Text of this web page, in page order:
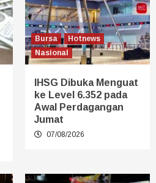
Bursa
Hotnews
Nasional
IHSG Dibuka Menguat
ke Level 6.352 pada
Awal Perdagangan
Jumat
07/08/2026